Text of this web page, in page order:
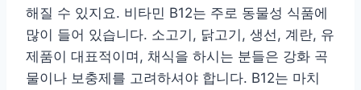
해질 수 있지요. 비타민 B12는 주로 동물성 식품에
많이 들어 있습니다. 소고기, 닭고기, 생선, 계란, 유
제품이 대표적이며, 채식을 하시는 분들은 강화 곡
물이나 보충제를 고려하셔야 합니다. B12는 마치